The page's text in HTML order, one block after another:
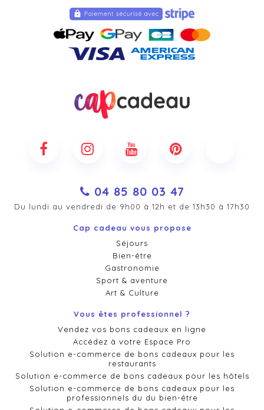
04 85 80 03 47
Du lundi au vendredi de 9h00 à 12h et de 13h30 à 17h30
Cap cadeau vous propose
Séjours
Bien-être
Gastronomie
Sport & aventure
Art & Culture
Vous êtes professionnel ?
Vendez vos bons cadeaux en ligne
Accédez à votre Espace Pro
Solution e-commerce de bons cadeaux pour les
restaurants
Solution e-commerce de bons cadeaux pour les hôtels
Solution e-commerce de bons cadeaux pour les
professionnels du du bien-être